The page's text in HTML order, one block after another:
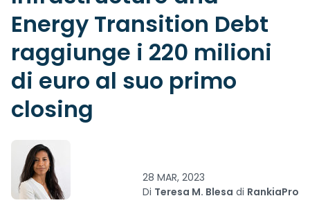
Energy Transition Debt
raggiunge i 220 milioni
di euro al suo primo
closing
28 MAR, 2023
Di Teresa M. Blesa di RankiaPro